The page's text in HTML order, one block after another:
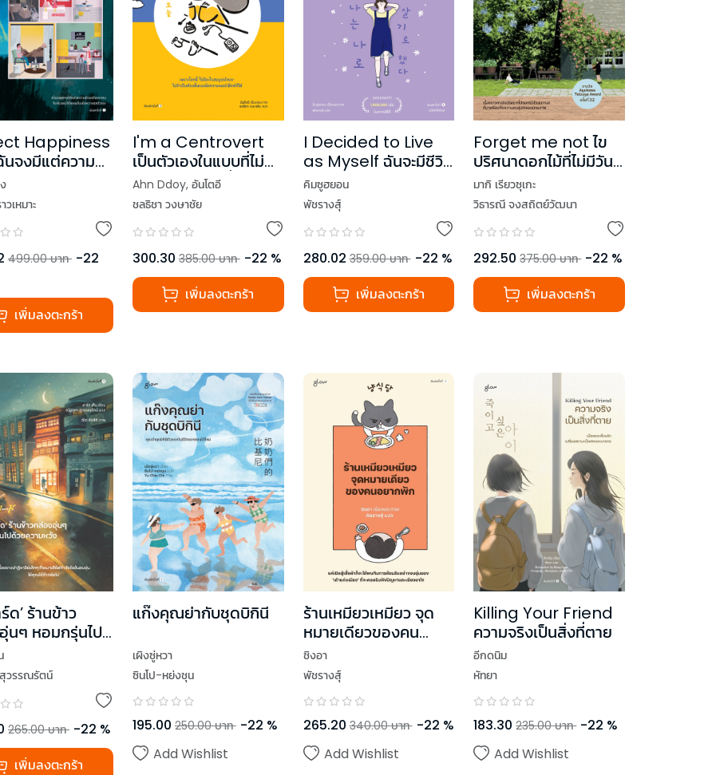
Happiness
นจงมีแต่ความ
เหมาะ
499.00 บาท -22
เพิ่มลงตะกร้า
I'm a Centrovert
เป็นตัวเองในแบบที่ไม่
ต้องพยายามเพื่อใคร
Ahn Ddoy, อันโตอี
ชลธิชา วงษาชัย
300.30 385.00 บาท -22 %
เพิ่มลงตะกร้า
I Decided to Live
as Myself ฉันจะมีชีวิต
ในแบบของตัวเอง
คิมซูฮยอน
พัชรางสุ์
280.02 359.00 บาท -22 %
เพิ่มลงตะกร้า
Forget me not ไข
ปริศนาดอกไม้ที่ไม่มีวัน
ลืม
มากิ เรียวซุเกะ
วิธารณี จงสถิตย์วัฒนา
292.50 375.00 บาท -22 %
เพิ่มลงตะกร้า
ด’ ร้านข้าว
นๆ หอมกรุ่นไป
มหวัง
วรรณรัตน์
265.00 บาท -22 %
เพิ่มลงตะกร้า
แก๊งคุณย่ากับชุดบิกินี
เผิงซู่หวา
ซินโป-หย่งชุน
195.00 250.00 บาท -22 %
Add Wishlist
ร้านเหมียวเหมียว จุด
หมายเดียวของคน
อยากพัก
ชิงอา
พัชรางสุ์
265.20 340.00 บาท -22 %
Add Wishlist
Killing Your Friend
ความจริงเป็นสิ่งที่ตาย
อีกดนิม
หัทยา
183.30 235.00 บาท -22 %
Add Wishlist